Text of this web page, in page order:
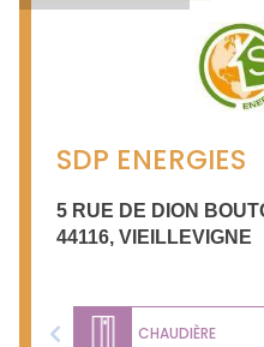
SDP ENERGIES
5 RUE DE DION
44116, VIEILLEVIGNE
CHAUDIÈRE